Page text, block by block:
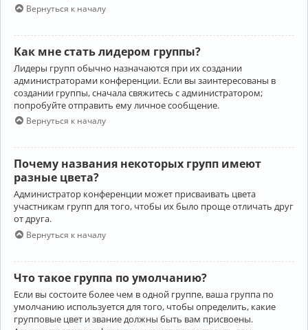
Вернуться к началу
Как мне стать лидером группы?
Лидеры групп обычно назначаются при их создании
администраторами конференции. Если вы заинтересованы в
создании группы, сначала свяжитесь с администратором;
попробуйте отправить ему личное сообщение.
Вернуться к началу
Почему названия некоторых групп имеют
разные цвета?
Администратор конференции может присваивать цвета
участникам групп для того, чтобы их было проще отличать друг
от друга.
Вернуться к началу
Что такое группа по умолчанию?
Если вы состоите более чем в одной группе, ваша группа по
умолчанию используется для того, чтобы определить, какие
групповые цвет и звание должны быть вам присвоены.